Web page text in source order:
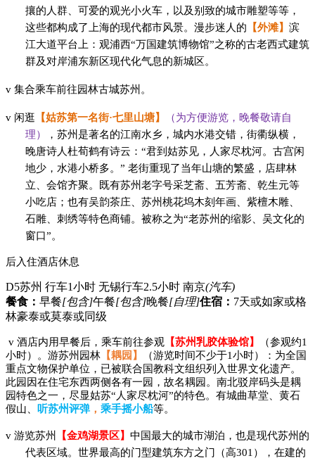
攘的人群、可爱的观光小火车，以及别致的城市雕塑等等，
这些都构成了上海的现代都市风景。漫步迷人的 【外滩】 滨
江大道平台上：观浦西“万国建筑博物馆”之称的古老西式建筑
群及对岸浦东新区现代化气息的新城区。
v 集合乘车前往园林古城苏州。
v 闲逛 【姑苏第一名街·七里山塘】
（为方便游览，晚餐敬请自
理）
， 苏州是著名的江南水乡，城内水港交错，街衢纵横，
晚唐诗人杜荀鹤有诗云： “君到姑苏见，人家尽枕河。古宫闲
地少，水港小桥多。” 老街重现了当年山塘的繁盛，店肆林
立、会馆齐聚。既有苏州老字号采芝斋、五芳斋、乾生元等
小吃店；也有吴韵茶庄、苏州桃花坞木刻年画、紫檀木雕、
石雕、刺绣等特色商铺。被称之为“老苏州的缩影、吴文化的
窗口”。
后入住酒店休息
D5苏州 行车1小时 无锡行车2.5小时 南京(汽车)
餐食： 早餐[包含]午餐[包含]晚餐[自理]住宿： 7天或如家或格
林豪泰或莫泰或同级
v 酒店内用早餐后， 乘车前往参观 【苏州乳胶体验馆】 （参观约1
小时） 。 游苏州园林 【耦园】 （游览时间不少于1小时）：为全国
重点文物保护单位，已被联合国教科文组织列入世界文化遗产。
此园因在住宅东西两侧各有一园，故名耦园。南北驳岸码头是耦
园特色之一，尽显姑苏“人家尽枕河”的特色。有城曲草堂、黄石
假山、
听苏州评弹 ， 乘手摇小船等。
v 游览苏州 【金鸡湖景区】 中国最大的城市湖泊，也是现代苏州的
代表区域。世界最高的门型建筑东方之门（高301），在建的